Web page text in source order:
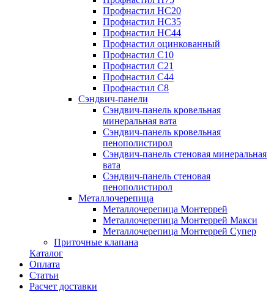
Профнастил НС20
Профнастил НС35
Профнастил НС44
Профнастил оцинкованный
Профнастил С10
Профнастил С21
Профнастил С44
Профнастил С8
Сэндвич-панели
Сэндвич-панель кровельная
минеральная вата
Сэндвич-панель кровельная
пенополистирол
Сэндвич-панель стеновая минеральная
вата
Сэндвич-панель стеновая
пенополистирол
Металлочерепица
Металлочерепица Монтеррей
Металлочерепица Монтеррей Макси
Металлочерепица Монтеррей Супер
Приточные клапана
Каталог
Оплата
Статьи
Расчет доставки